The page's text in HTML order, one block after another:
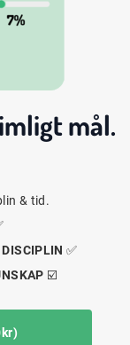
mål.
& tid.
DISCIPLIN ✅
☑️